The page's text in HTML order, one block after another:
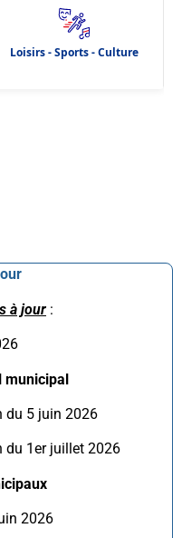
à jour :
municipal
du 5 juin 2026
du 1er juillet 2026
2026
Loisirs - Sports - Culture